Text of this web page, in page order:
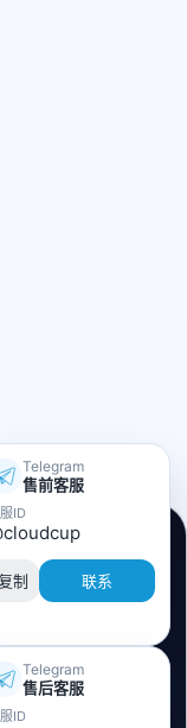
Telegram
售前客服
ID
制 联系
Telegram
售后客服
ID